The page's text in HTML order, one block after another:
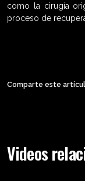
como la cirugía
proceso de
Comparte este
Videos